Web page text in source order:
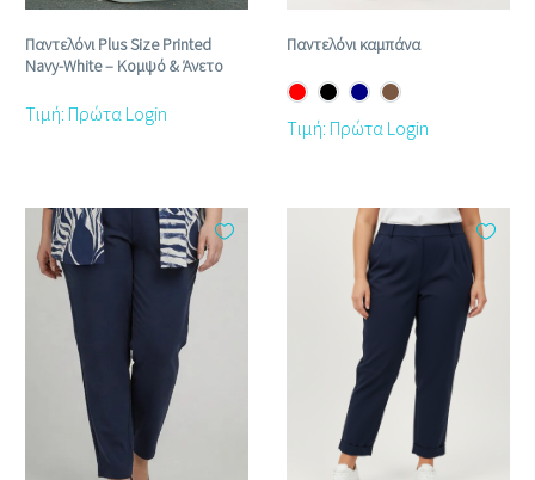
Παντελόνι Plus Size Printed
Navy‑White – Κομψό & Άνετο
Τιμή: Πρώτα Login
Παντελόνι καμπάνα
Τιμή: Πρώτα Login